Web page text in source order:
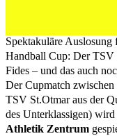
Spektakuläre
Handball Cup: Der TSV
Fides – und das auch
Der Cupmatch
TSV St.Otmar aus der
des Unterklassigen) wird
Athletik Zentrum